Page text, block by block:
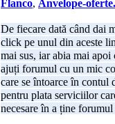
Flanco, Anvelope-
De fiecare dată când dai
click pe unul din aceste
mai sus, iar abia mai apoi
ajuți forumul cu un mic
care se întoarce în contul
pentru plata serviciilor
necesare în a ține